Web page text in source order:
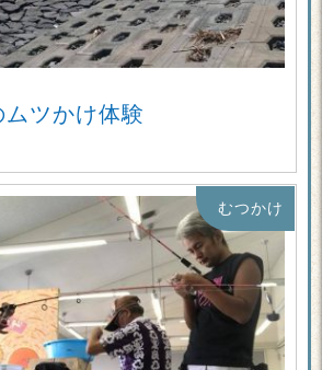
ツかけ体験
むつかけ